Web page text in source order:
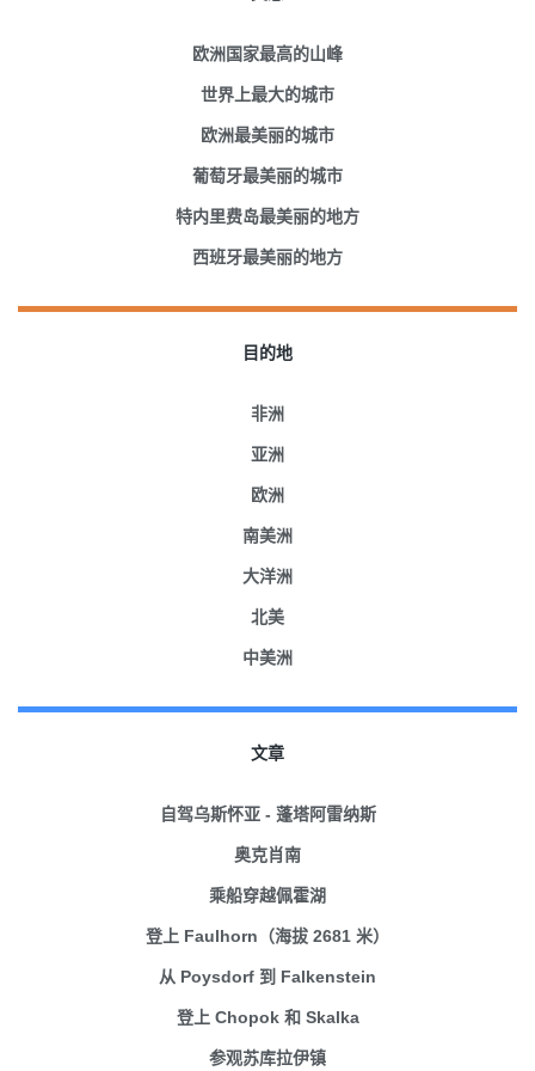
欧洲国家最高的山峰
世界上最大的城市
欧洲最美丽的城市
葡萄牙最美丽的城市
特内里费岛最美丽的地方
西班牙最美丽的地方
目的地
非洲
亚洲
欧洲
南美洲
大洋洲
北美
中美洲
文章
自驾乌斯怀亚 - 蓬塔阿雷纳斯
奥克肖南
乘船穿越佩霍湖
登上 Faulhorn（海拔 2681 米）
从 Poysdorf 到 Falkenstein
登上 Chopok 和 Skalka
参观苏库拉伊镇